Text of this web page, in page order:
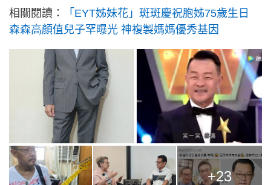
相關閱讀：
「EYT姊妹花」斑斑慶祝胞姊75歲生日
森森高顏值兒子罕曝光 神複製媽媽優秀基因
+23